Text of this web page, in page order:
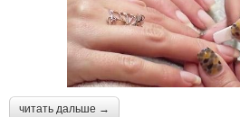
читать дальше →